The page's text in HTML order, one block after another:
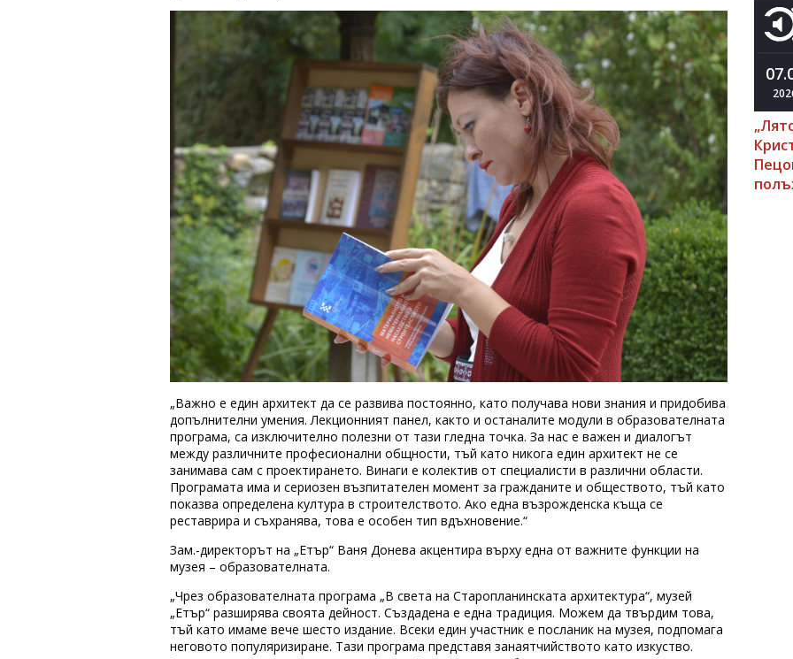
„Важно е един архитект да се развива постоянно, като получава нови знания и придобива
допълнителни умения. Лекционният панел, както и останалите модули в образователната
програма, са изключително полезни от тази гледна точка. За нас е важен и диалогът
между различните професионални общности, тъй като никога един архитект не се
занимава сам с проектирането. Винаги е колектив от специалисти в различни области.
Програмата има и сериозен възпитателен момент за гражданите и обществото, тъй като
показва определена култура в строителството. Ако една възрожденска къща се
реставрира и съхранява, това е особен тип вдъхновение.“
Зам.-директорът на „Етър“ Ваня Донева акцентира върху една от важните функции на
музея – образователната.
„Чрез образователната програма „В света на Старопланинската архитектура“, музей
„Етър“ разширява своята дейност. Създадена е една традиция. Можем да твърдим това,
тъй като имаме вече шесто издание. Всеки един участник е посланик на музея, подпомага
неговото популяризиране. Тази програма представя занаятчийството като изкуство.